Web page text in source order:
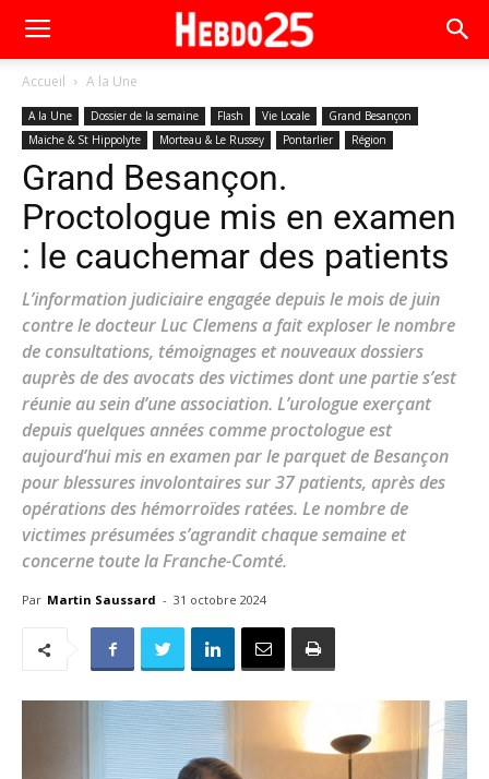
Accueil A la Une
A la Une Dossier de la semaine Flash Vie Locale
Grand Besançon
Maiche & St Hippolyte
Morteau & Le Russey Pontarlier Région
Grand Besançon.
Proctologue mis en examen
: le cauchemar des patients
L’information judiciaire engagée depuis le mois de juin
contre le docteur Luc Clemens a fait exploser le nombre
de consultations, témoignages et nouveaux dossiers
auprès de des avocats des victimes dont une partie s’est
réunie au sein d’une association. L’urologue exerçant
depuis quelques années comme proctologue est
aujourd’hui mis en examen par le parquet de Besançon
pour blessures involontaires sur 37 patients, après des
opérations des hémorroïdes ratées. Le nombre de
victimes présumées s’agrandit chaque semaine et
concerne toute la Franche-Comté.
Par Martin Saussard - 31 octobre 2024